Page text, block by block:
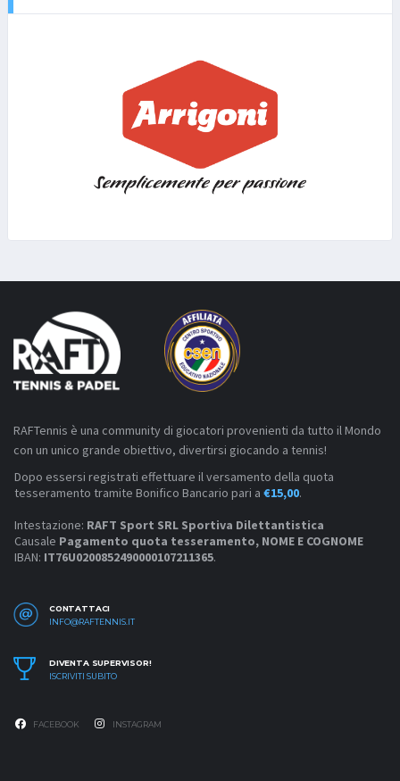
RAFTennis è una community di giocatori provenienti da tutto il Mondo
con un unico grande obiettivo, divertirsi giocando a tennis!
Dopo essersi registrati effettuare il versamento della quota
tesseramento tramite Bonifico Bancario pari a €15,00.
Intestazione: RAFT Sport SRL Sportiva Dilettantistica
Causale Pagamento quota tesseramento, NOME E COGNOME
IBAN: IT76U0200852490000107211365.
CONTATTACI
INFO@RAFTENNIS.IT
DIVENTA SUPERVISOR!
ISCRIVITI SUBITO
FACEBOOK INSTAGRAM